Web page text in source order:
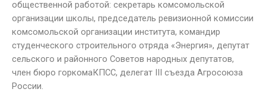
общественной работой: секретарь комсомольской
организации школы, председатель ревизионной комиссии
комсомольской организации института, командир
студенческого строительного отряда «Энергия», депутат
сельского и районного Советов народных депутатов,
член бюро горкомаКПСС, делегат III съезда Агросоюза
России.